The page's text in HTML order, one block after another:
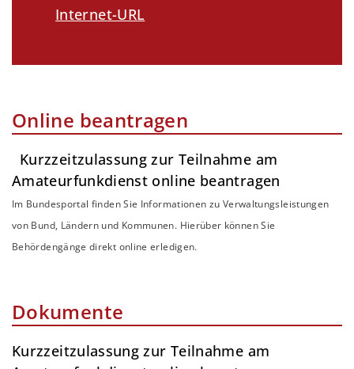
Internet-URL
Online beantragen
Kurzzeitzulassung zur Teilnahme am
Amateurfunkdienst online beantragen
Im Bundesportal finden Sie Informationen zu Verwaltungsleistungen
von Bund, Ländern und Kommunen. Hierüber können Sie
Behördengänge direkt online erledigen.
Dokumente
Kurzzeitzulassung zur Teilnahme am